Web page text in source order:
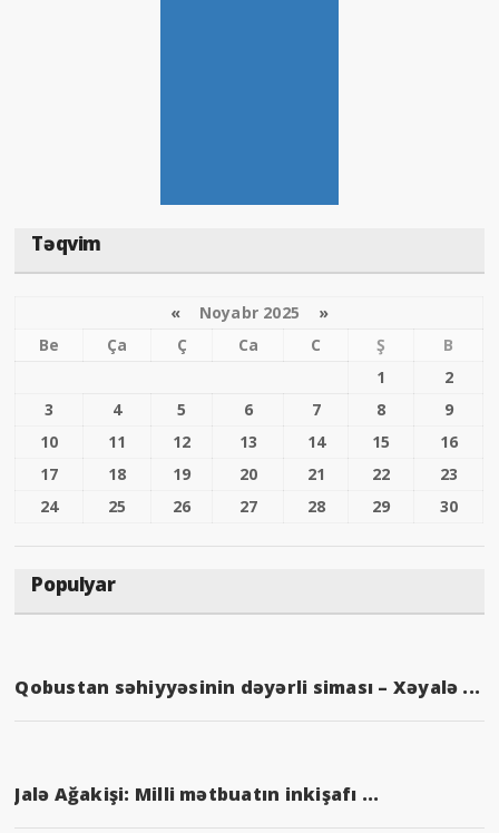
Təqvim
«Noyabr 2025 »
Be
Ça Ç Ca C Ş
B
1
2
3
4 5 6 7 8
9
10
11 12 13 14 15
16
17
18 19 20 21 22
23
24
25 26 27 28 29 30
Populyar
Qobustan səhiyyəsinin dəyərli siması – Xəyalə ...
Jalə Ağakişi: Milli mətbuatın inkişafı ...